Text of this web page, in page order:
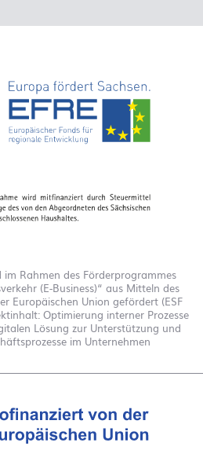
im Rahmen des Förderprogrammes
(E-Business)“ aus Mitteln des
Europäischen Union gefördert (ESF
Optimierung interner Prozesse
Lösung zur Unterstützung und
im Unternehmen